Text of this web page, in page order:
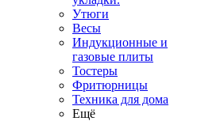
Утюги
Весы
Индукционные и
газовые плиты
Тостеры
Фритюрницы
Техника для дома
Ещё